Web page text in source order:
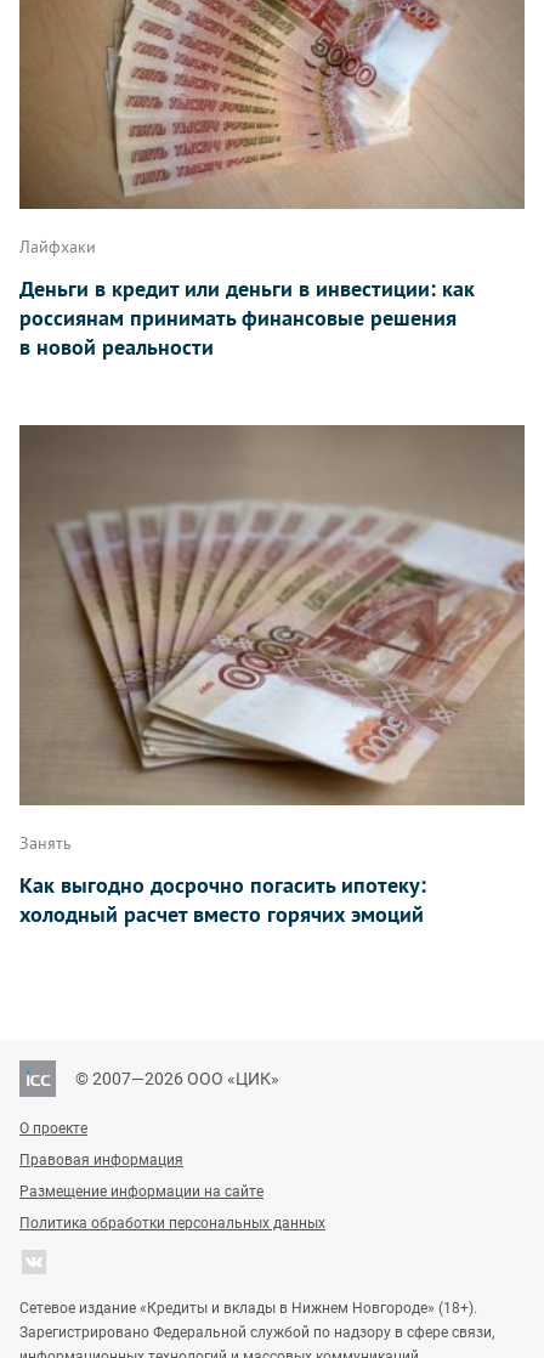
Лайфхаки
Деньги в кредит или деньги в инвестиции: как
россиянам принимать финансовые решения
в новой реальности
Занять
Как выгодно досрочно погасить ипотеку:
холодный расчет вместо горячих эмоций
© 2007—2026 ООО «ЦИК»
О проекте
Правовая информация
Размещение информации на сайте
Политика обработки персональных данных
Сетевое издание «Кредиты и вклады в Нижнем Новгороде» (18+).
Зарегистрировано Федеральной службой по надзору в сфере связи,